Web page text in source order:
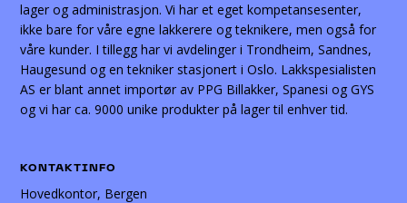
lager og administrasjon. Vi har et eget kompetansesenter,
ikke bare for våre egne lakkerere og teknikere, men også for
våre kunder. I tillegg har vi avdelinger i Trondheim, Sandnes,
Haugesund og en tekniker stasjonert i Oslo. Lakkspesialisten
AS er blant annet importør av PPG Billakker, Spanesi og GYS
og vi har ca. 9000 unike produkter på lager til enhver tid.
KONTAKTINFO
Hovedkontor, Bergen